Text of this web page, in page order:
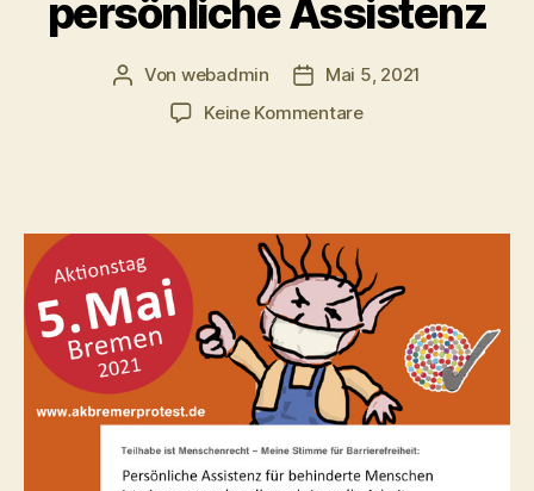
persönliche Assistenz
Beitragsautor
Von webadmin Beitragsdatum
Mai 5, 2021
Keine Kommentarezu